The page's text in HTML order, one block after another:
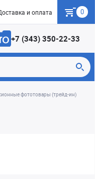
и оплата Гарантия
0
+7 (343) 350-22-33
фототовары (трейд-ин)